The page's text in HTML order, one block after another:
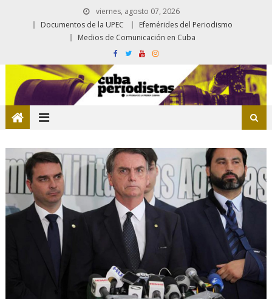
viernes, agosto 07, 2026
Documentos de la UPEC
Efemérides del Periodismo
Medios de Comunicación en Cuba